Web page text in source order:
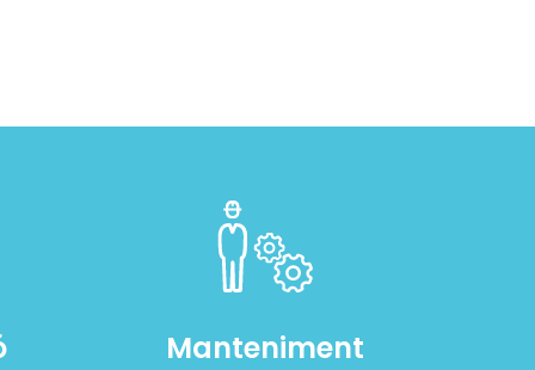
Manteniment